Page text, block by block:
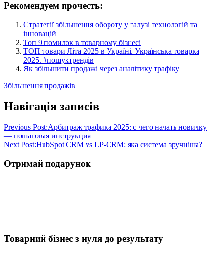
Рекомендуем прочесть:
Стратегії збільшення обороту у галузі технологій та
інновацій
Топ 9 помилок в товарному бізнесі
ТОП товари Літа 2025 в Україні. Українська товарка
2025. #пошуктрендів
Як збільшити продажі через аналітику трафіку
Збільшення продажів
Навігація записів
Previous Post:Арбитраж трафика 2025: с чего начать новичку
— пошаговая инструкция
Next Post:HubSpot CRM vs LP-CRM: яка система зручніша?
Отримай подарунок
Товарний бізнес з нуля до результату